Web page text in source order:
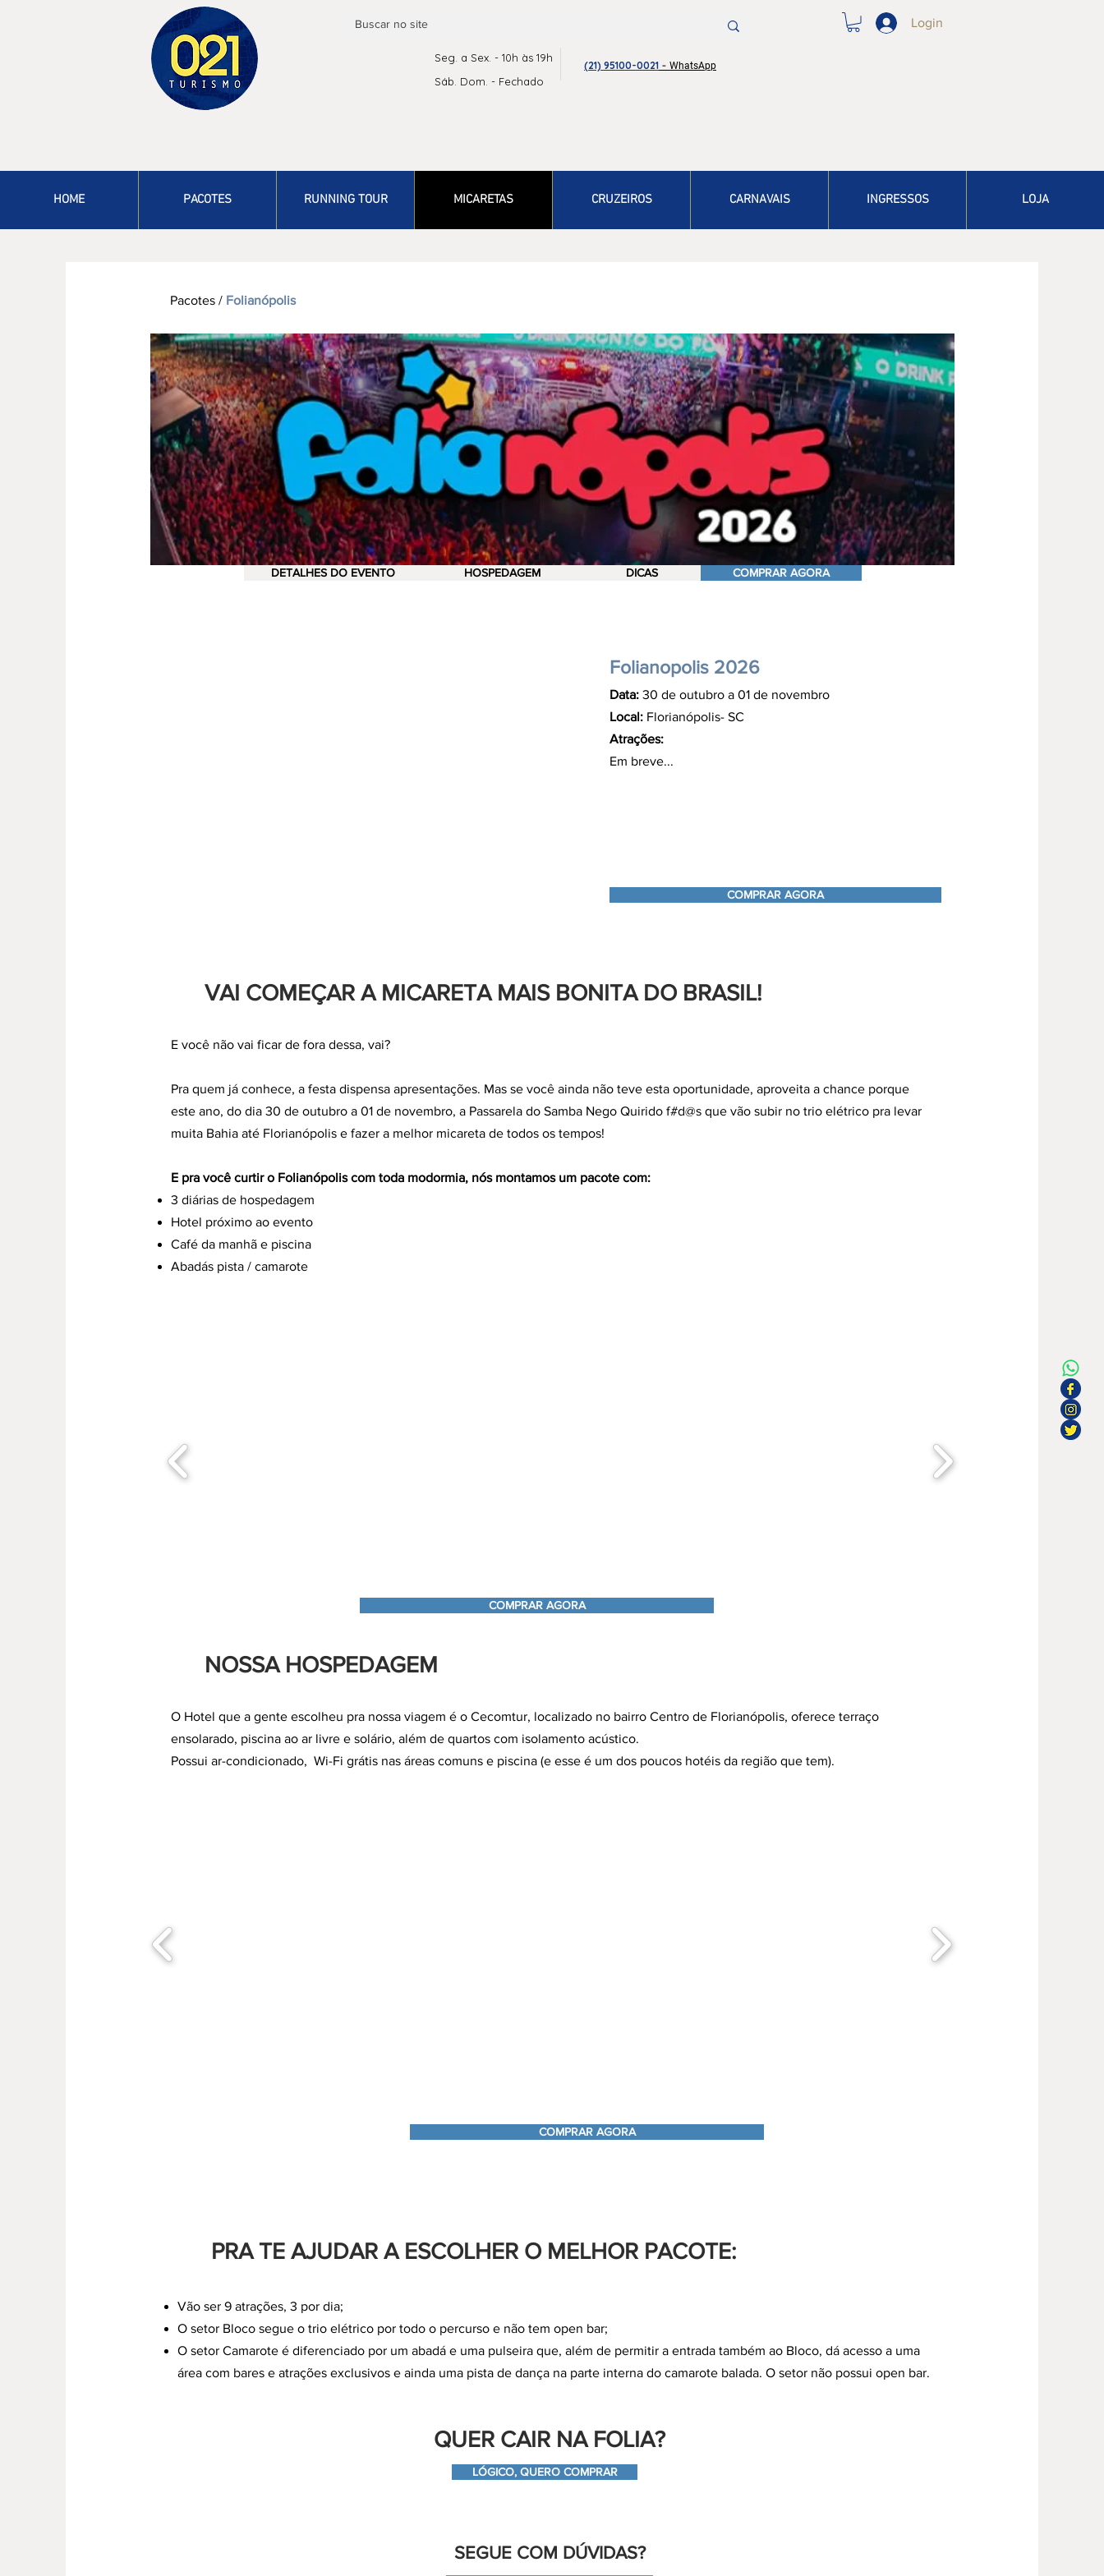
Seg. a Sex. - 10h às 19h
Sáb. Dom. - Fechado
(21) 95100-0021 - WhatsApp
Login
HOME PACOTES RUNNING TOUR MICARETAS CRUZEIROS CARNAVAIS INGRESSOS LOJA
Pacotes / Folianópolis
DETALHES DO EVENTO HOSPEDAGEM DICAS COMPRAR AGORA
Folianopolis 2026
Data: 30 de outubro a 01 de novembro
Local: Florianópolis- SC
Atrações:
Em breve...
COMPRAR AGORA
VAI COMEÇAR A MICARETA MAIS BONITA DO BRASIL!
E você não vai ficar de fora dessa, vai?
Pra quem já conhece, a festa dispensa apresentações. Mas se você ainda não teve esta oportunidade, aproveita a chance porque
este ano, do dia 30 de outubro a 01 de novembro, a Passarela do Samba Nego Quirido f#d@s que vão subir no trio elétrico pra levar
muita Bahia até Florianópolis e fazer a melhor micareta de todos os tempos!
E pra você curtir o Folianópolis com toda modormia, nós montamos um pacote com:
3 diárias de hospedagem
Hotel próximo ao evento
Café da manhã e piscina
Abadás pista / camarote
COMPRAR AGORA
NOSSA HOSPEDAGEM
O Hotel que a gente escolheu pra nossa viagem é o Cecomtur, localizado no bairro Centro de Florianópolis, oferece terraço
ensolarado, piscina ao ar livre e solário, além de quartos com isolamento acústico.
Possui ar-condicionado, Wi-Fi grátis nas áreas comuns e piscina (e esse é um dos poucos hotéis da região que tem).
COMPRAR AGORA
PRA TE AJUDAR A ESCOLHER O MELHOR PACOTE:
Vão ser 9 atrações, 3 por dia;
O setor Bloco segue o trio elétrico por todo o percurso e não tem open bar;
O setor Camarote é diferenciado por um abadá e uma pulseira que, além de permitir a entrada também ao Bloco, dá acesso a uma
área com bares e atrações exclusivos e ainda uma pista de dança na parte interna do camarote balada. O setor não possui open bar.
LÓGICO, QUERO COMPRAR
QUER CAIR NA FOLIA?
SEGUE COM DÚVIDAS?